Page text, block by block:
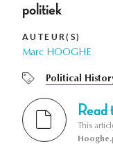
politiek
AUTEUR(S)
Marc HOOGHE
Political
This